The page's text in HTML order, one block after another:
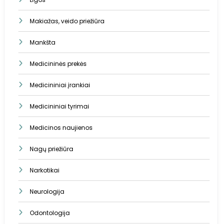
Makiažas, veido priežiūra
Mankšta
Medicininės prekės
Medicininiai įrankiai
Medicininiai tyrimai
Medicinos naujienos
Nagų priežiūra
Narkotikai
Neurologija
Odontologija